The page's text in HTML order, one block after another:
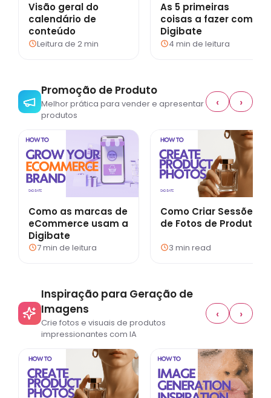
Visão geral do
calendário de
conteúdo
Leitura de 2 min
As 5 primeiras
coisas a fazer com
Digibate
4 min de leitura
Promoção de Produto
Melhor prática para vender e apresentar
produtos
‹ ›
Como as marcas de
eCommerce usam a
Digibate
7 min de leitura
Como Criar Sessões
de Fotos de Produto
3 min read
Inspiração para Geração de
Imagens
Crie fotos e visuais de produtos
impressionantes com IA
‹ ›